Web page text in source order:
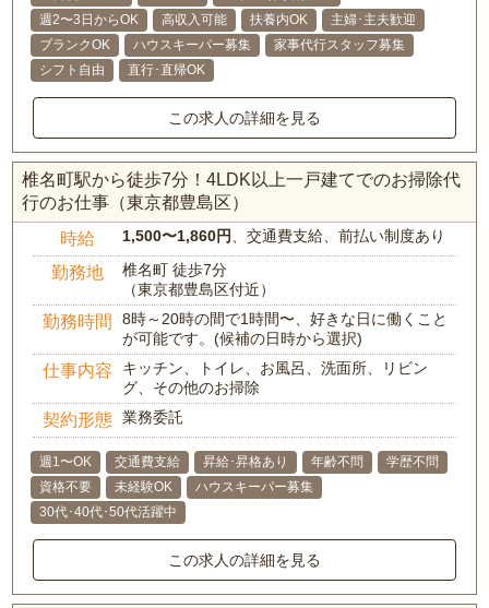
週2〜3日からOK
高収入可能 扶養内OK
主婦･主夫歓迎
ブランクOK
ハウスキーパー募集
家事代行スタッフ募集
シフト自由
直行･直帰OK
この求人の詳細を見る
椎名町駅から徒歩7分！4LDK以上一戸建てでのお掃除代
行のお仕事（東京都豊島区）
時給 1,500〜1,860円、交通費支給、前払い制度あり
勤務地
椎名町 徒歩7分
（東京都豊島区付近）
勤務時間
8時～20時の間で1時間〜、好きな日に働くこと
が可能です。(候補の日時から選択)
仕事内容
キッチン、トイレ、お風呂、洗面所、リビン
グ、その他のお掃除
契約形態 業務委託
週1〜OK 交通費支給 昇給･昇格あり 年齢不問
学歴不問
資格不要
未経験OK
ハウスキーパー募集
30代･40代･50代活躍中
この求人の詳細を見る